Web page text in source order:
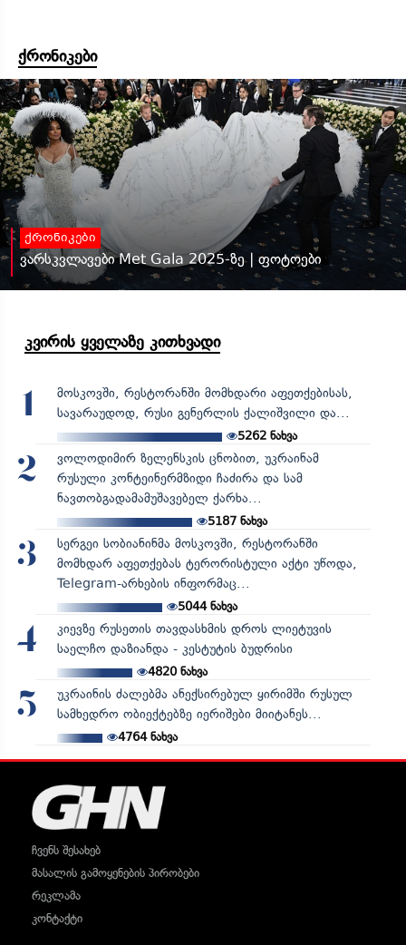
ქრონიკები
ქრონიკები
ვარსკვლავები Met Gala 2025-ზე | ფოტოები
კვირის ყველაზე კითხვადი
1
მოსკოვში, რესტორანში მომხდარი აფეთქებისას,
სავარაუდოდ, რუსი გენერლის ქალიშვილი და...
5262 ნახვა
2
ვოლოდიმირ ზელენსკის ცნობით, უკრაინამ
რუსული კონტეინერმზიდი ჩაძირა და სამ
ნავთობგადამამუშავებელ ქარხა...
5187ნახვა
3
სერგეი სობიანინმა მოსკოვში, რესტორანში
მომხდარ აფეთქებას ტერორისტული აქტი უწოდა,
Telegram-არხების ინფორმაც...
5044ნახვა
4
კიევზე რუსეთის თავდასხმის დროს ლიეტუვის
საელჩო დაზიანდა - კესტუტის ბუდრისი
4820ნახვა
5
უკრაინის ძალებმა ანექსირებულ ყირიმში რუსულ
სამხედრო ობიექტებზე იერიშები მიიტანეს...
4764ნახვა
ჩვენს შესახებ
მასალის გამოყენების პირობები
რეკლამა
კონტაქტი